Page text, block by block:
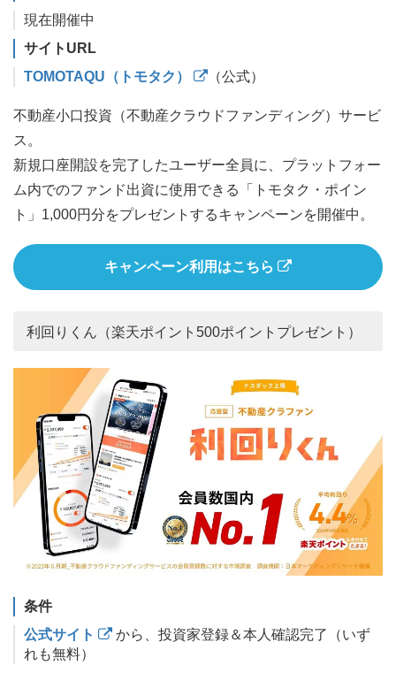
現在開催中
サイトURL
TOMOTAQU（トモタク）
（公式）
不動産小口投資（不動産クラウドファンディング）サービ
ス。
新規口座開設を完了したユーザー全員に、プラットフォー
ム内でのファンド出資に使用できる「トモタク・ポイン
ト」1,000円分をプレゼントするキャンペーンを開催中。
キャンペーン利用はこちら
利回りくん（楽天ポイント500ポイントプレゼント）
条件
公式サイト
から、投資家登録＆本人確認完了（いず
れも無料）